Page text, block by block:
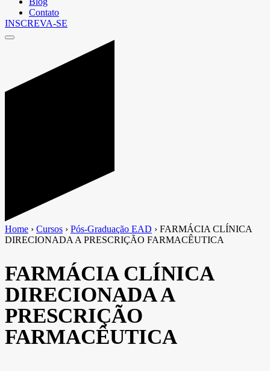
Contato
INSCREVA-SE
Home › Cursos › Pós-Graduação EAD › FARMÁCIA CLÍNICA
DIRECIONADA A PRESCRIÇÃO FARMACÊUTICA
FARMÁCIA CLÍNICA
DIRECIONADA A
PRESCRIÇÃO
FARMACÊUTICA